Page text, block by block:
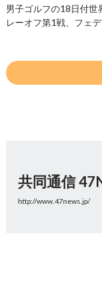
男子ゴルフの18日付世
レーオフ第1戦、フェ
共同通信
http://www.47news.jp/